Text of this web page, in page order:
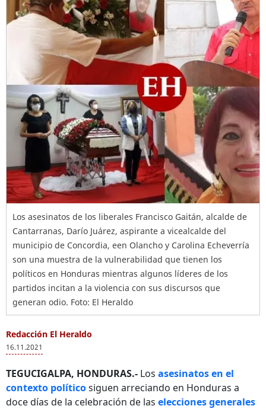
Los asesinatos de los liberales Francisco Gaitán, alcalde de
Cantarranas, Darío Juárez, aspirante a vicealcalde del
municipio de Concordia, een Olancho y Carolina Echeverría
son una muestra de la vulnerabilidad que tienen los
políticos en Honduras mientras algunos líderes de los
partidos incitan a la violencia con sus discursos que
generan odio. Foto: El Heraldo
Redacción El Heraldo
16.11.2021
TEGUCIGALPA, HONDURAS.- Los asesinatos en el
contexto políticosiguen arreciando en Honduras a
doce días de la celebración de las elecciones generales